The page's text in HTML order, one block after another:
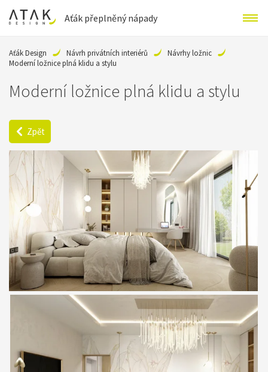
Aťák přeplněný nápady
Aťák Design Návrh privátních interiérů
Návrhy ložnic
Moderní ložnice plná klidu a stylu
Moderní ložnice plná klidu a stylu
Zpět